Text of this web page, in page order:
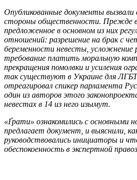
Опубликованные документы вызвали
стороны общественности. Прежде
предложенное в основном из них
отношений: разрешение на брак с
беременности невесты, усложнение
требование платить моральную
прекращения помолвки и усиления
так существуют в Украине для
отреагировал спикер парламента
один из авторов этого
невестах в 14 из него изымут.
«Ґрати» ознакомились с основными
предлагает документ, и выяснили,
руководствовались инициаторы и
обеспокоенность в экспертной